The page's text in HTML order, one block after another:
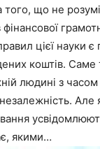
що не
цієї науки є
коштів. Саме
людині з
Але
якими…